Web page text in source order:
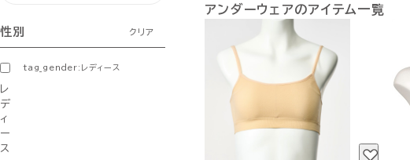
性別 クリア
tag_gender:レディース
レ
デ
ィ
ー
ス
アンダーウェアのアイテム一覧